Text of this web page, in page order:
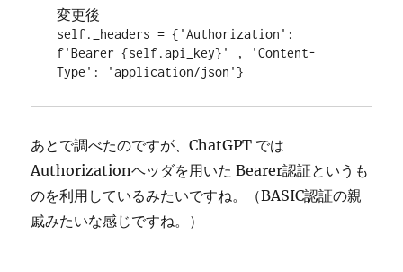
変更後
self._headers = {'Authorization':
f'Bearer {self.api_key}' , 'Content-
Type': 'application/json'}
あとで調べたのですが、ChatGPT では
Authorizationヘッダを用いた Bearer認証というも
のを利用しているみたいですね。（BASIC認証の親
戚みたいな感じですね。）